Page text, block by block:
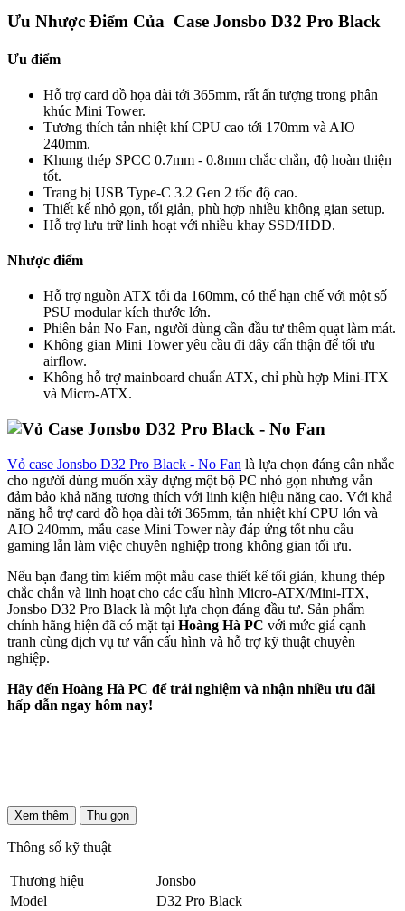
Ưu Nhược Điểm Của Case Jonsbo D32 Pro Black
Ưu điểm
Hỗ trợ card đồ họa dài tới 365mm, rất ấn tượng trong phân
khúc Mini Tower.
Tương thích tản nhiệt khí CPU cao tới 170mm và AIO
240mm.
Khung thép SPCC 0.7mm - 0.8mm chắc chắn, độ hoàn thiện
tốt.
Trang bị USB Type-C 3.2 Gen 2 tốc độ cao.
Thiết kế nhỏ gọn, tối giản, phù hợp nhiều không gian setup.
Hỗ trợ lưu trữ linh hoạt với nhiều khay SSD/HDD.
Nhược điểm
Hỗ trợ nguồn ATX tối đa 160mm, có thể hạn chế với một số
PSU modular kích thước lớn.
Phiên bản No Fan, người dùng cần đầu tư thêm quạt làm mát.
Không gian Mini Tower yêu cầu đi dây cẩn thận để tối ưu
airflow.
Không hỗ trợ mainboard chuẩn ATX, chỉ phù hợp Mini-ITX
và Micro-ATX.
Vỏ case Jonsbo D32 Pro Black - No Fan là lựa chọn đáng cân nhắc
cho người dùng muốn xây dựng một bộ PC nhỏ gọn nhưng vẫn
đảm bảo khả năng tương thích với linh kiện hiệu năng cao. Với khả
năng hỗ trợ card đồ họa dài tới 365mm, tản nhiệt khí CPU lớn và
AIO 240mm, mẫu case Mini Tower này đáp ứng tốt nhu cầu
gaming lẫn làm việc chuyên nghiệp trong không gian tối ưu.
Nếu bạn đang tìm kiếm một mẫu case thiết kế tối giản, khung thép
chắc chắn và linh hoạt cho các cấu hình Micro-ATX/Mini-ITX,
Jonsbo D32 Pro Black là một lựa chọn đáng đầu tư. Sản phẩm
chính hãng hiện đã có mặt tại Hoàng Hà PC với mức giá cạnh
tranh cùng dịch vụ tư vấn cấu hình và hỗ trợ kỹ thuật chuyên
nghiệp.
Hãy đến Hoàng Hà PC để trải nghiệm và nhận nhiều ưu đãi
hấp dẫn ngay hôm nay!
Xem thêm Thu gọn
Thông số kỹ thuật
Thương hiệu
Jonsbo
Model
D32 Pro Black